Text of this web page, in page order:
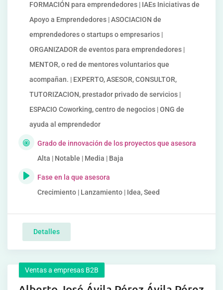
FORMACIÓN para emprendedores | IAEs Iniciativas de
Apoyo a Emprendedores | ASOCIACION de
emprendedores o startups o empresarios |
ORGANIZADOR de eventos para emprendedores |
MENTOR, o red de mentores voluntarios que
acompañan. | EXPERTO, ASESOR, CONSULTOR,
TUTORIZACION, prestador privado de servicios |
ESPACIO Coworking, centro de negocios | ONG de
ayuda al emprendedor
Grado de innovación de los proyectos que asesora
Alta | Notable | Media | Baja
Fase en la que asesora
Crecimiento | Lanzamiento | Idea, Seed
Detalles
Ventas a empresas B2B